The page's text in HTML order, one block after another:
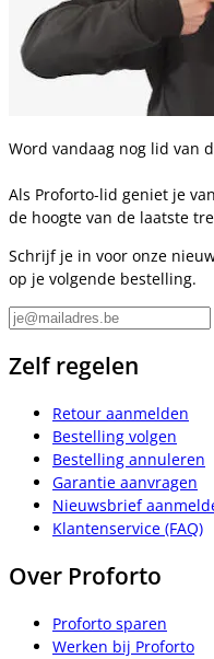
Word vandaag nog lid van
Als Proforto-lid geniet je
de hoogte van de laatste
Schrijf je in voor onze
op je volgende bestelling.
Zelf regelen
Retour aanmelden
Bestelling volgen
Bestelling annuleren
Garantie aanvragen
Nieuwsbrief
Klantenservice (FAQ)
Over Proforto
Proforto sparen
Werken bij Proforto